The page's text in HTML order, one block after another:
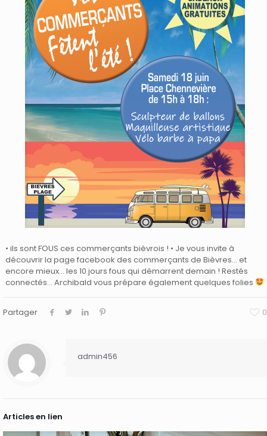
• ils sont FOUS ces commerçants bièvrois ! • Je vous invite à
découvrir la page facebook des commerçants de Bièvres… et
encore mieux… les 10 jours fous qui démarrent demain ! Restés
connectés… Archibald vous prépare également quelques folies
Partager 0
admin456
Articles en lien